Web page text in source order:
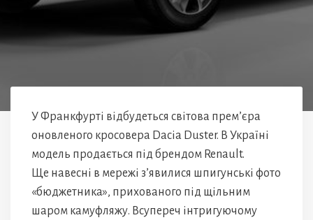
У Франкфурті відбудеться світова прем’єра
оновленого кросовера Dacia Duster. В Україні
модель продається під брендом Renault.
Ще навесні в мережі з’явилися шпигунські фото
«бюджетника», прихованого під щільним
шаром камуфляжу. Всупереч інтригуючому